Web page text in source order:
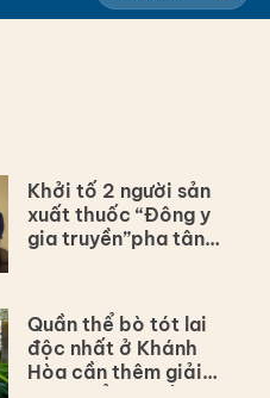
Khởi tố 2 người sản
xuất thuốc “Đông y
gia truyền”pha tân
Quần thể bò tót lai
độc nhất ở Khánh
Hòa cần thêm giải